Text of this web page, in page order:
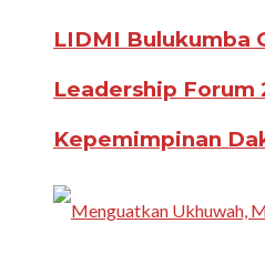
LIDMI Bulukumba
Leadership Forum
Kepemimpinan